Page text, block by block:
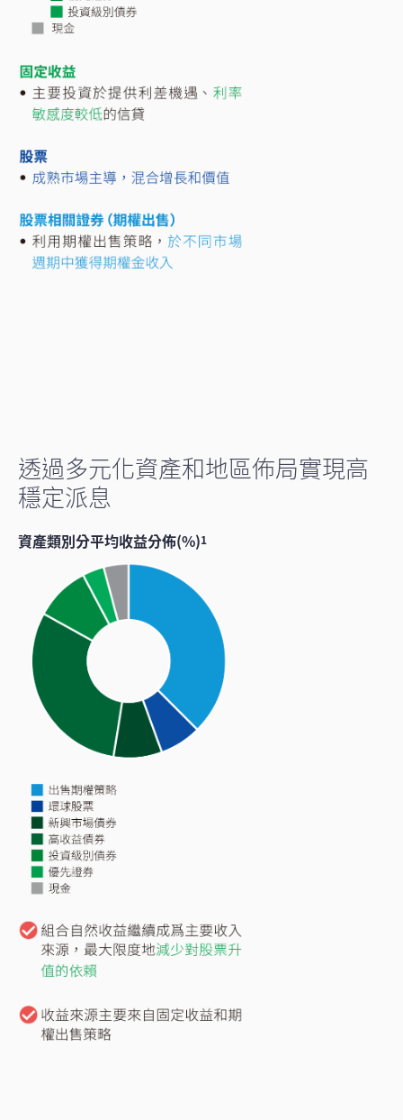
透過多元化資產和地區佈局實現高
穩定派息
資產類別分平均收益分佈(%)1